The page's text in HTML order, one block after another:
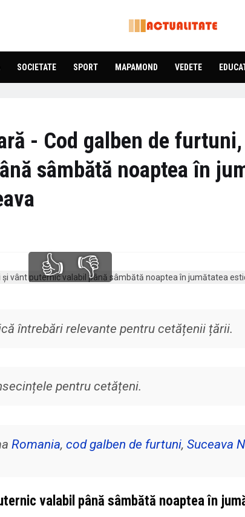
SOCIETATE SPORT MAPAMOND VEDETE
- Cod galben de
sâmbătă noaptea în
👍 👎
întrebări relevante pentru cetățenii țării.
pentru cetățeni.
Romania, cod galben de furtuni, Suceava
valabil până sâmbătă noaptea în